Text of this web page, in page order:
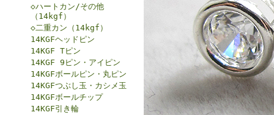
◇ハートカン/その他
（14kgf）
◇二重カン（14kgf）
14KGFヘッドピン
14KGF Tピン
14KGF 9ピン・アイピン
14KGFボールピン・丸ピン
14KGFつぶし玉・カシメ玉
14KGFボールチップ
14KGF引き輪